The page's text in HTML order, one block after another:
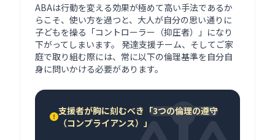
ABAは行動を変える効果が極めて高い手法であるか
らこそ、使い方を過つと、大人が自分の思い通りに
子どもを操る「コントローラー（抑圧者）」になり
下がってしまいます。 発達支援チーム、そしてご家
庭で取り組む際には、常に以下の倫理基準を自分自
身に問いかける必要があります。
支援者が胸に刻むべき「3つの倫理の遵守
（コンプライアンス）」